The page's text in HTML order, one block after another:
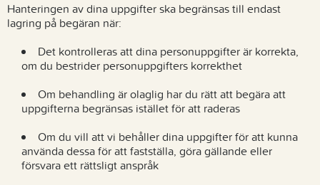
Hanteringen av dina uppgifter ska begränsas till endast
lagring på begäran när:
Det kontrolleras att dina personuppgifter är korrekta,
om du bestrider personuppgifters korrekthet
Om behandling är olaglig har du rätt att begära att
uppgifterna begränsas istället för att raderas
Om du vill att vi behåller dina uppgifter för att kunna
använda dessa för att fastställa, göra gällande eller
försvara ett rättsligt anspråk